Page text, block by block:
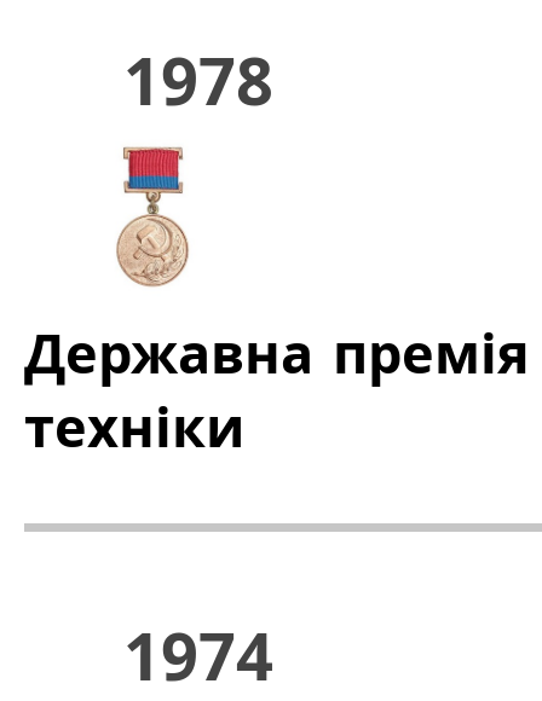
1978
Державна премія
техніки
1974